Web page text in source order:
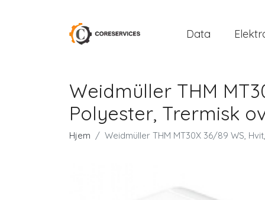
Data
Weidmüller THM
Polyester, Trermisk
Hjem Weidmüller THM MT30X 36/89 WS,